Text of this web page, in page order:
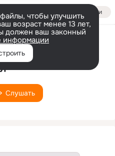
Войти
чтобы улучшить
возраст менее 13 лет,
должен ваш законный
информации
ThaGod
Слушать